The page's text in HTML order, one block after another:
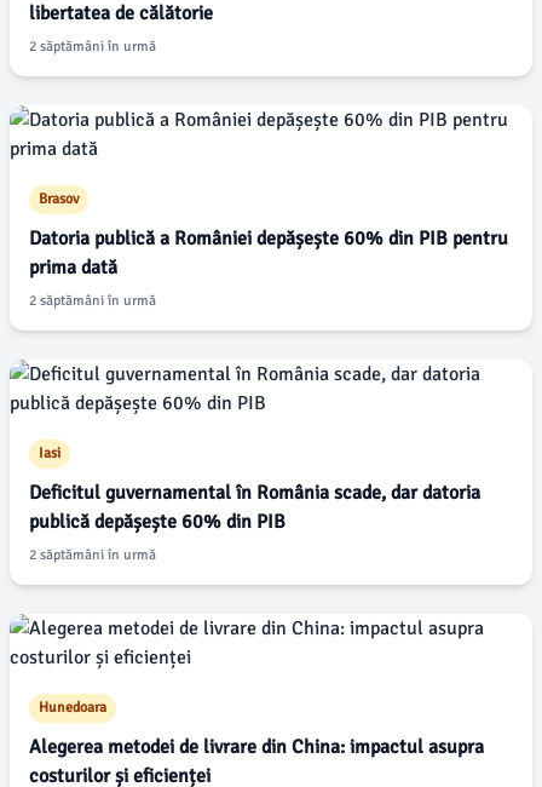
libertatea de călătorie
2 săptămâni în urmă
Brasov
Datoria publică a României depășește 60% din PIB pentru
prima dată
2 săptămâni în urmă
Iasi
Deficitul guvernamental în România scade, dar datoria
publică depășește 60% din PIB
2 săptămâni în urmă
Hunedoara
Alegerea metodei de livrare din China: impactul asupra
costurilor și eficienței